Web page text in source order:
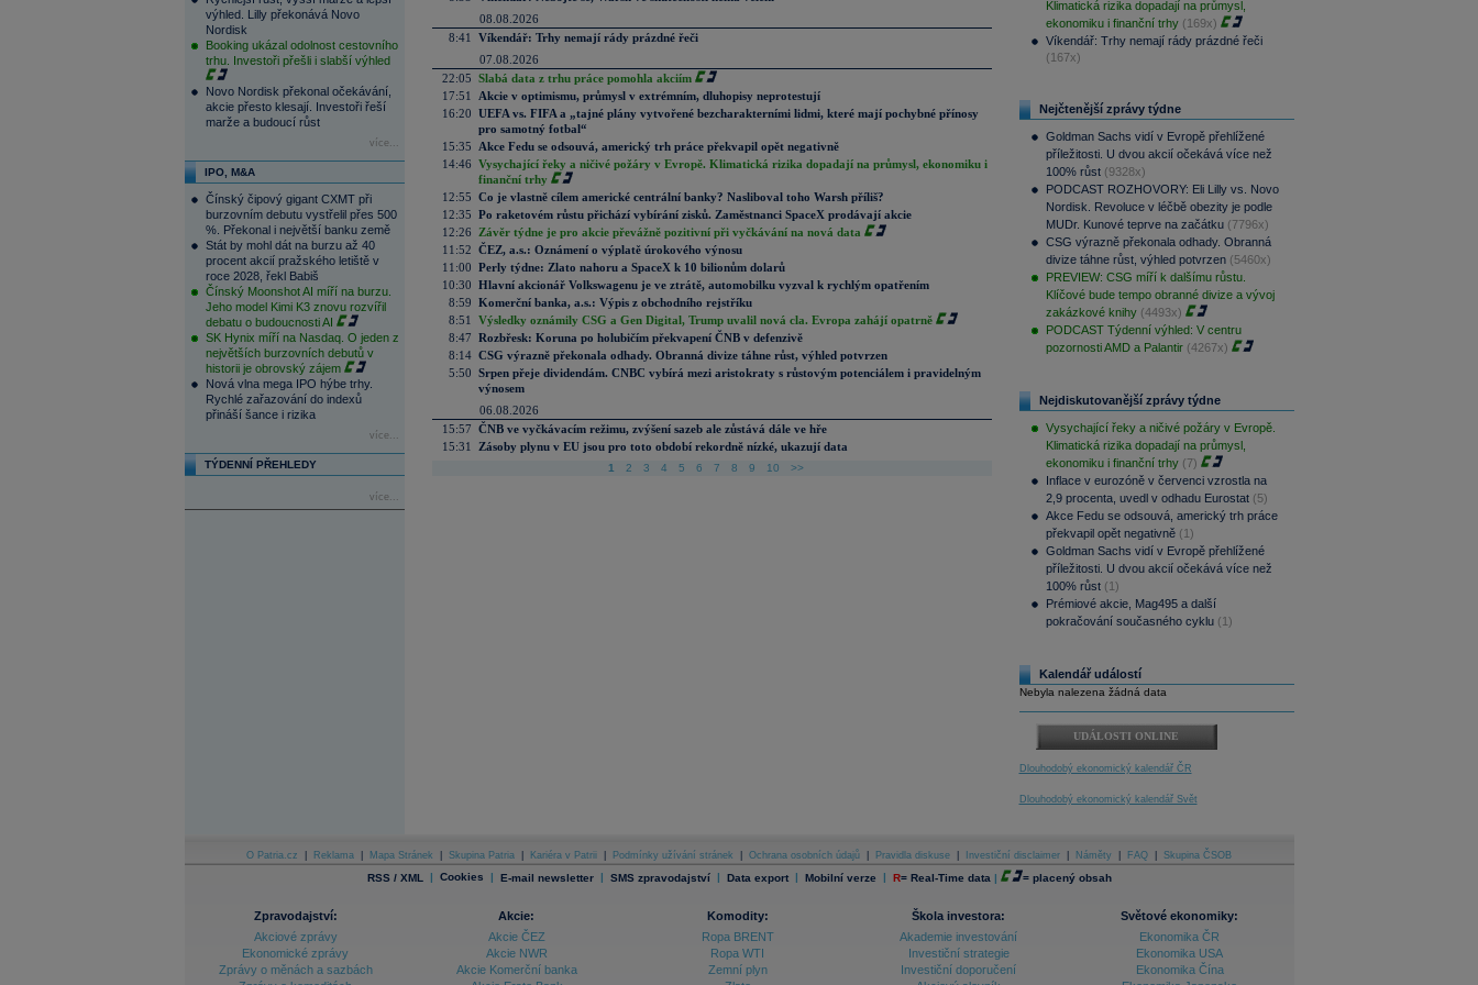
výhled. Lilly překonává Novo
Nordisk
Booking ukázal odolnost cestovního
trhu. Investoři přešli i slabší výhled
Novo Nordisk překonal očekávání,
akcie přesto klesají. Investoři řeší
marže a budoucí růst
více...
IPO, M&A
Čínský čipový gigant CXMT při
burzovním debutu vystřelil přes 500
%. Překonal i největší banku země
Stát by mohl dát na burzu až 40
procent akcií pražského letiště v
roce 2028, řekl Babiš
Čínský Moonshot AI míří na burzu.
Jeho model Kimi K3 znovu rozvířil
debatu o budoucnosti AI
SK Hynix míří na Nasdaq. O jeden z
největších burzovních debutů v
historii je obrovský zájem
Nová vlna mega IPO hýbe trhy.
Rychlé zařazování do indexů
přináší šance i rizika
více...
TÝDENNÍ PŘEHLEDY
více...
08.08.2026
8:41
Víkendář: Trhy nemají rády prázdné řeči
07.08.2026
22:05 Slabá data z trhu práce pomohla akciím
17:51
Akcie v optimismu, průmysl v extrémním, dluhopisy neprotestují
16:20 UEFA vs. FIFA a „tajné plány vytvořené bezcharakterními lidmi, které mají pochybné přínosy
pro samotný fotbal“
15:35
Akce Fedu se odsouvá, americký trh práce překvapil opět negativně
14:46 Vysychající řeky a ničivé požáry v Evropě. Klimatická rizika dopadají na průmysl, ekonomiku i
finanční trhy
12:55 Co je vlastně cílem americké centrální banky? Nasliboval toho Warsh příliš?
12:35 Po raketovém růstu přichází vybírání zisků. Zaměstnanci SpaceX prodávají akcie
12:26
Závěr týdne je pro akcie převážně pozitivní při vyčkávání na nová data
11:52 ČEZ, a.s.: Oznámení o výplatě úrokového výnosu
11:00 Perly týdne: Zlato nahoru a SpaceX k 10 bilionům dolarů
10:30 Hlavní akcionář Volkswagenu je ve ztrátě, automobilku vyzval k rychlým opatřením
8:59 Komerční banka, a.s.: Výpis z obchodního rejstříku
8:51
Výsledky oznámily CSG a Gen Digital, Trump uvalil nová cla. Evropa zahájí opatrně
8:47 Rozbřesk: Koruna po holubičím překvapení ČNB v defenzivě
8:14 CSG výrazně překonala odhady. Obranná divize táhne růst, výhled potvrzen
5:50 Srpen přeje dividendám. CNBC vybírá mezi aristokraty s růstovým potenciálem i pravidelným
výnosem
06.08.2026
15:57 ČNB ve vyčkávacím režimu, zvýšení sazeb ale zůstává dále ve hře
15:31
Zásoby plynu v EU jsou pro toto období rekordně nízké, ukazují data
1 2 3 4 5 6 7 8 9 10 >>
Klimatická rizika dopadají na průmysl,
ekonomiku i finanční trhy (169x)
Víkendář: Trhy nemají rády prázdné řeči
(167x)
Nejčtenější zprávy týdne
Goldman Sachs vidí v Evropě přehlížené
příležitosti. U dvou akcií očekává více než
100% růst (9328x)
PODCAST ROZHOVORY: Eli Lilly vs. Novo
Nordisk. Revoluce v léčbě obezity je podle
MUDr. Kunové teprve na začátku (7796x)
CSG výrazně překonala odhady. Obranná
divize táhne růst, výhled potvrzen (5460x)
PREVIEW: CSG míří k dalšímu růstu.
Klíčové bude tempo obranné divize a vývoj
zakázkové knihy (4493x)
PODCAST Týdenní výhled: V centru
pozornosti AMD a Palantir (4267x)
Nejdiskutovanější zprávy týdne
Vysychající řeky a ničivé požáry v Evropě.
Klimatická rizika dopadají na průmysl,
ekonomiku i finanční trhy (7)
Inflace v eurozóně v červenci vzrostla na
2,9 procenta, uvedl v odhadu Eurostat (5)
Akce Fedu se odsouvá, americký trh práce
překvapil opět negativně (1)
Goldman Sachs vidí v Evropě přehlížené
příležitosti. U dvou akcií očekává více než
100% růst (1)
Prémiové akcie, Mag495 a další
pokračování současného cyklu (1)
Kalendář událostí
Nebyla nalezena žádná data
UDÁLOSTI ONLINE
Dlouhodobý ekonomický kalendář ČR
Dlouhodobý ekonomický kalendář Svět
O Patria.cz Reklama Mapa Stránek Skupina Patria Kariéra v Patrii Podmínky užívání stránek Ochrana osobních údajů Pravidla diskuse Investiční disclaimer Náměty FAQ Skupina ČSOB
RSS / XML | Cookies | E-mail newsletter | SMS zpravodajství | Data export | Mobilní verze | R= Real-Time data | = placený obsah
Zpravodajství:
Akciové zprávy
Ekonomické zprávy
Zprávy o měnách a sazbách
Akcie:
Akcie ČEZ
Akcie NWR
Akcie Komerční banka
Komodity:
Ropa BRENT
Ropa WTI
Zemní plyn
Škola investora:
Akademie investování
Investiční strategie
Investiční doporučení
Světové ekonomiky:
Ekonomika ČR
Ekonomika USA
Ekonomika Čína